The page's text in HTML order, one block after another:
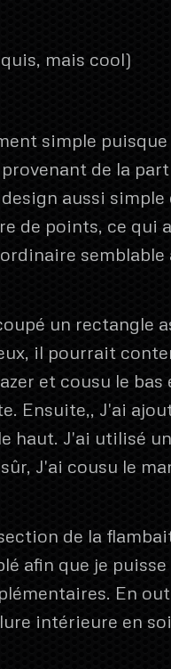
mais cool)
simple
de la
aussi
de points, ce qui
semblable
un rectangle
il pourrait
et cousu le bas
Ensuite,, J'ai
haut. J'ai utilisé
J'ai cousu le
de la
afin que je
En
intérieure en